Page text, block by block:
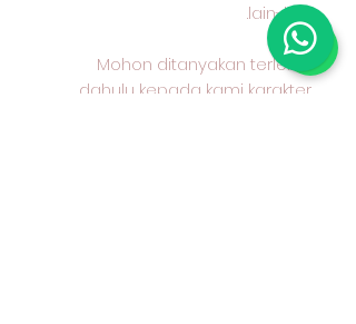
lain-lain.
Mohon ditanyakan terlebih
dahulu kepada kami karakter